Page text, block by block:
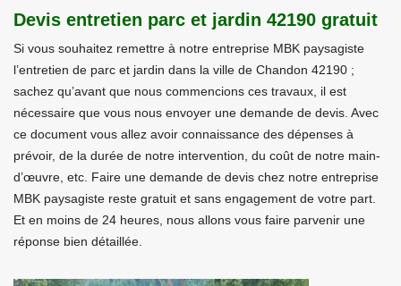
Devis entretien parc et jardin 42190 gratuit
Si vous souhaitez remettre à notre entreprise MBK paysagiste
l’entretien de parc et jardin dans la ville de Chandon 42190 ;
sachez qu’avant que nous commencions ces travaux, il est
nécessaire que vous nous envoyer une demande de devis. Avec
ce document vous allez avoir connaissance des dépenses à
prévoir, de la durée de notre intervention, du coût de notre main-
d’œuvre, etc. Faire une demande de devis chez notre entreprise
MBK paysagiste reste gratuit et sans engagement de votre part.
Et en moins de 24 heures, nous allons vous faire parvenir une
réponse bien détaillée.